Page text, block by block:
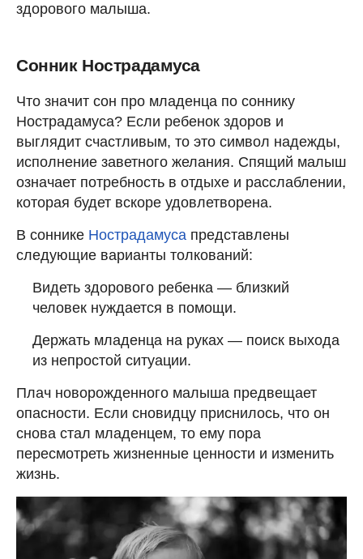
здорового малыша.
Сонник Нострадамуса
Что значит сон про младенца по соннику
Нострадамуса? Если ребенок здоров и
выглядит счастливым, то это символ надежды,
исполнение заветного желания. Спящий малыш
означает потребность в отдыхе и расслаблении,
которая будет вскоре удовлетворена.
В соннике Нострадамуса представлены
следующие варианты толкований:
Видеть здорового ребенка — близкий
человек нуждается в помощи.
Держать младенца на руках — поиск выхода
из непростой ситуации.
Плач новорожденного малыша предвещает
опасности. Если сновидцу приснилось, что он
снова стал младенцем, то ему пора
пересмотреть жизненные ценности и изменить
жизнь.